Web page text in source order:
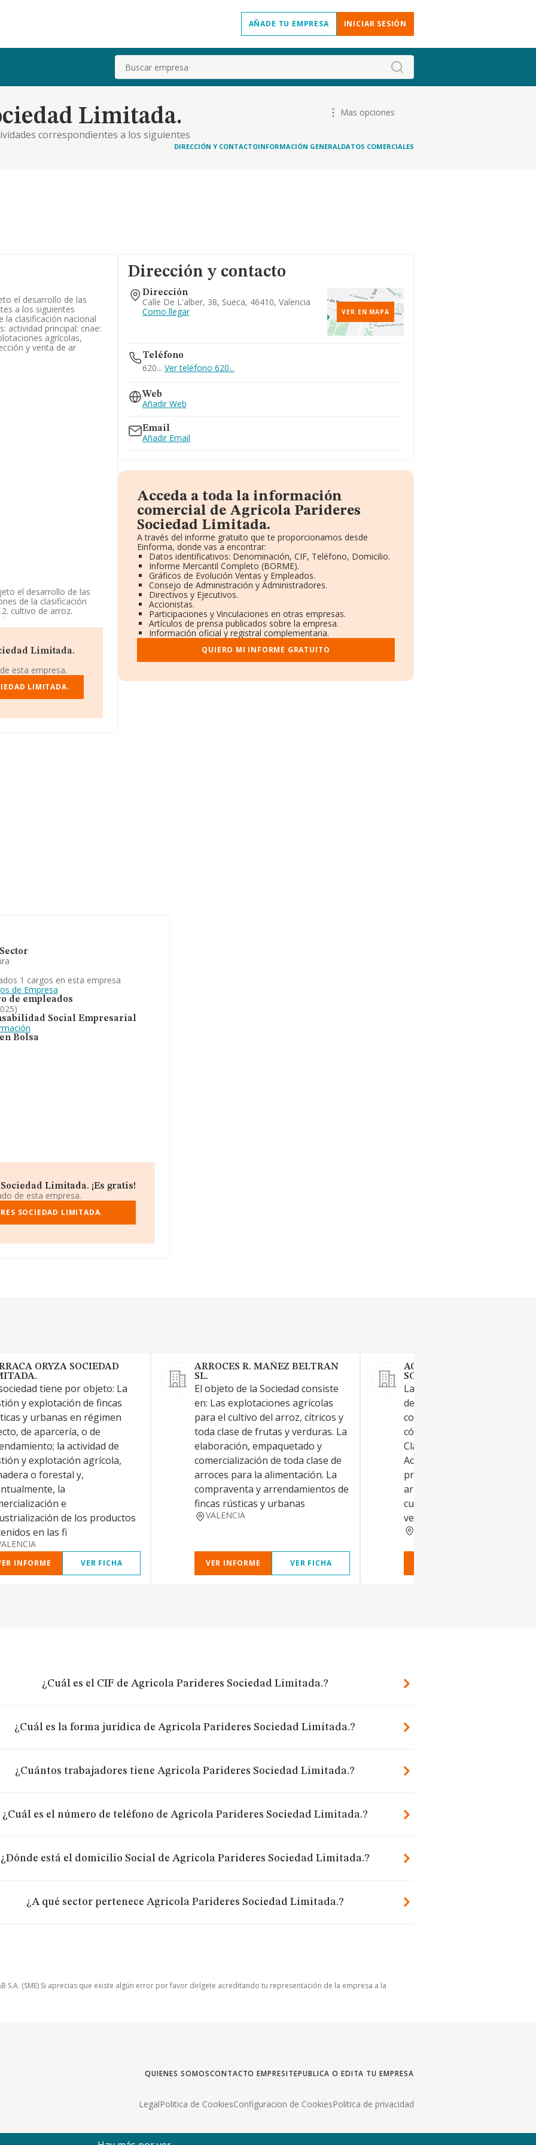
AÑADE TU EMPRESA INICIAR SESIÓN
Buscar
Limitada.
correspondientes a los siguientes
actividades económicas: actividad principal: cnae:
Mas opciones
DIRECCIÓN Y CONTACTOINFORMACIÓN GENERALDATOS COMERCIALES
el desarrollo de las
a los siguientes
la clasificación nacional
actividad principal: cnae:
agrícolas,
y venta de ar
el desarrollo de las
de la clasificación
cultivo de arroz.
ar. La empresa
actividad CNAE es
en cuenta la
de empleados inferior
B44841344, se
Limitada.
esta empresa.
LIMITADA.
Dirección y contacto
Dirección
Calle De L'alber, 38, Sueca, 46410, Valencia
Como llegar
VER EN MAPA
Teléfono
620... Ver teléfono 620...
Web
Añadir Web
Email
Añadir Email
Acceda a toda la información
comercial de Agricola Parideres
Sociedad Limitada.
A través del informe gratuito que te proporcionamos desde
Einforma, donde vas a encontrar:
Datos identificativos: Denominación, CIF, Teléfono, Domicilio.
Informe Mercantil Completo (BORME).
Gráficos de Evolución Ventas y Empleados.
Consejo de Administración y Administradores.
Directivos y Ejecutivos.
Accionistas.
Participaciones y Vinculaciones en otras empresas.
Artículos de prensa publicados sobre la empresa.
Información oficial y registral complementaria.
QUIERO MI INFORME GRATUITO
1 cargos en esta empresa
de Empresa
de empleados
Social Empresarial
Bolsa
Limitada. ¡Es gratis!
de esta empresa.
SOCIEDAD LIMITADA.
ORYZA SOCIEDAD
tiene por objeto: La
y explotación de fincas
y urbanas en régimen
de aparcería, o de
la actividad de
y explotación agrícola,
o forestal y,
la
e
de los productos
en las fi
INFORME VER FICHA
ARROCES R. MAÑEZ BELTRAN
SL.
El objeto de la Sociedad consiste
en: Las explotaciones agrícolas
para el cultivo del arroz, cítricos y
toda clase de frutas y verduras. La
elaboración, empaquetado y
comercialización de toda clase de
arroces para la alimentación. La
compraventa y arrendamientos de
fincas rústicas y urbanas
VALENCIA
VER INFORME VER FICHA
AGRICOLA PARIDERES
SOCIEDAD LIMITADA.
La sociedad tiene por objeto
desarrollo de las actividades
correspondientes a los
códigos y descripciones de la
Clasificación Nacional de
Actividades Económicas:
principal: CNAE: 01.12.
arroz. Explotaciones
cultivo, explotación,
venta de ar
¿Cuál es el CIF de Agricola Parideres Sociedad Limitada.?
¿Cuál es la forma jurídica de Agricola Parideres Sociedad Limitada.?
¿Cuántos trabajadores tiene Agricola Parideres Sociedad Limitada.?
¿Cuál es el número de teléfono de Agricola Parideres Sociedad Limitada.?
¿Dónde está el domicilio Social de Agricola Parideres Sociedad Limitada.?
¿A qué sector pertenece Agricola Parideres Sociedad Limitada.?
(SME) Si aprecias que existe algún error por favor dirígete acreditando tu representación de la empresa a la
QUIENES SOMOSCONTACTO EMPRESITEPUBLICA O EDITA TU EMPRESA
LegalPolitica de CookiesConfiguracion de CookiesPolitica de privacidad